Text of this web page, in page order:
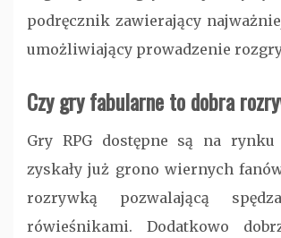
podręcznik zawierający
umożliwiający prowadzenie
Czy gry fabularne to dobra
Gry RPG dostępne są na
zyskały już grono wiernych
rozrywką pozwalającą
rówieśnikami. Dodatkowo